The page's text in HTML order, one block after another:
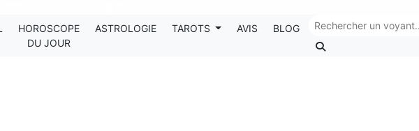
HOROSCOPE
DU JOUR
ASTROLOGIE TAROTS AVIS BLOG